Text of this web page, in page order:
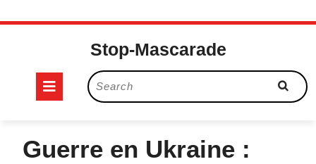
Skip
Stop-Mascarade
Open
Search
for:
Guerre en Ukraine :